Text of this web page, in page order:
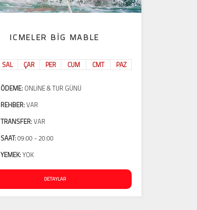
ICMELER BIG MABLE
SAL ÇAR PER CUM CMT PAZ
ÖDEME: ONLINE & TUR GÜNÜ
REHBER:VAR
TRANSFER:VAR
SAAT:09:00 - 20:00
YEMEK:YOK
DETAYLAR